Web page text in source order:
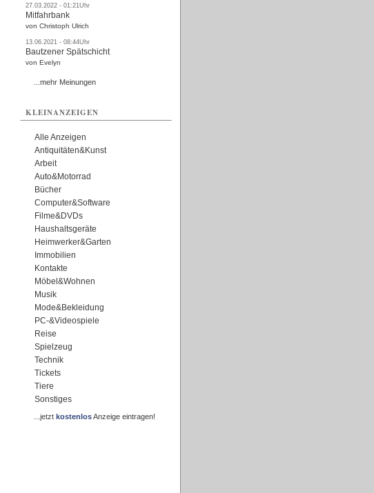
27.03.2022 - 01:21Uhr
Mitfahrbank
von Christoph Ulrich
13.06.2021 - 08:44Uhr
Bautzener Spätschicht
von Evelyn
...mehr Meinungen
KLEINANZEIGEN
Alle Anzeigen
Antiquitäten&Kunst
Arbeit
Auto&Motorrad
Bücher
Computer&Software
Filme&DVDs
Haushaltsgeräte
Heimwerker&Garten
Immobilien
Kontakte
Möbel&Wohnen
Musik
Mode&Bekleidung
PC-&Videospiele
Reise
Spielzeug
Technik
Tickets
Tiere
Sonstiges
...jetzt kostenlosAnzeige eintragen!